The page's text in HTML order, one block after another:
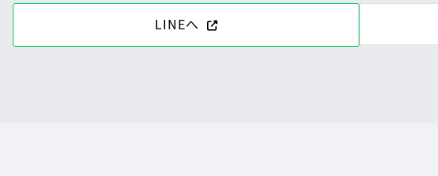
LINEへ